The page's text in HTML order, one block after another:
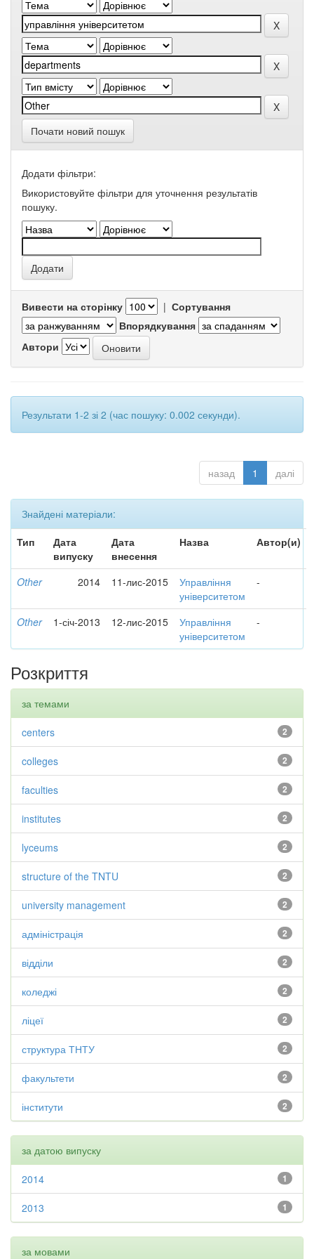
Почати новий пошук
Додати фільтри:
Використовуйте фільтри для уточнення результатів
пошуку.
Вивести на сторінку | Сортування
Впорядкування
Автори
Результати 1-2 зі 2 (час пошуку: 0.002 секунди).
назад 1 далі
Знайдені матеріали:
Тип
Дата
випуску
Дата
внесення
Назва Автор(и)
Other 2014 11-лис-2015
Управління
університетом
-
Other 1-січ-2013 12-лис-2015
Управління
університетом
-
Розкриття
за темами
2
centers
2
colleges
2
faculties
2
institutes
2
lyceums
2
structure of the TNTU
2
university management
2
адміністрація
2
відділи
2
коледжі
2
ліцеї
2
структура ТНТУ
2
факультети
2
інститути
за датою випуску
1
2014
1
2013
за мовами